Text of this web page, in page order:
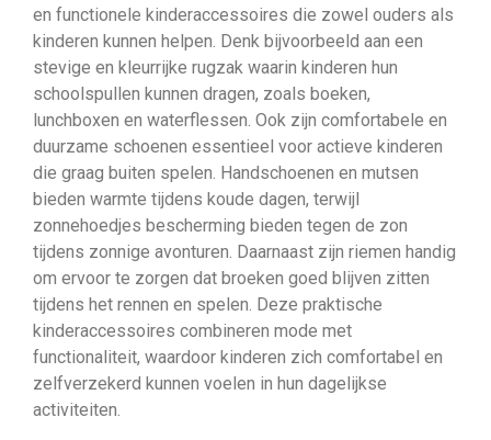
en functionele kinderaccessoires die zowel ouders als
kinderen kunnen helpen. Denk bijvoorbeeld aan een
stevige en kleurrijke rugzak waarin kinderen hun
schoolspullen kunnen dragen, zoals boeken,
lunchboxen en waterflessen. Ook zijn comfortabele en
duurzame schoenen essentieel voor actieve kinderen
die graag buiten spelen. Handschoenen en mutsen
bieden warmte tijdens koude dagen, terwijl
zonnehoedjes bescherming bieden tegen de zon
tijdens zonnige avonturen. Daarnaast zijn riemen handig
om ervoor te zorgen dat broeken goed blijven zitten
tijdens het rennen en spelen. Deze praktische
kinderaccessoires combineren mode met
functionaliteit, waardoor kinderen zich comfortabel en
zelfverzekerd kunnen voelen in hun dagelijkse
activiteiten.